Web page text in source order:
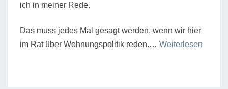
ich in meiner Rede.
Das muss jedes Mal gesagt werden, wenn wir hier
im Rat über Wohnungspolitik reden.… Weiterlesen